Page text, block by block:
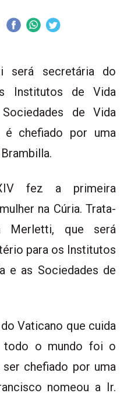
será secretária do
Institutos de Vida
de Vida
é chefiado por uma
fez a primeira
na Cúria. Trata-
Merletti, que será
para os Institutos
e as Sociedades de
Vaticano que cuida
todo o mundo foi o
chefiado por uma
nomeou a Ir.